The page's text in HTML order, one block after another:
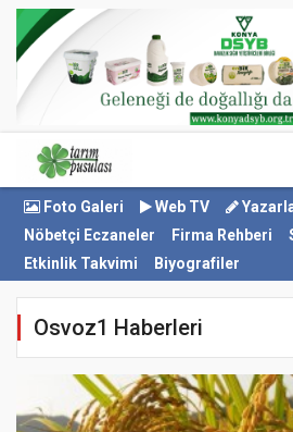
Foto Galeri Web TV
Nöbetçi Eczaneler
Firma Rehberi
Etkinlik Takvimi
Biyografiler
Osvoz1 Haberleri